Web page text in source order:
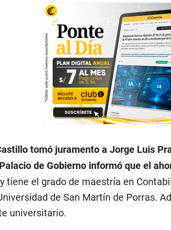
tomó juramento a Jorge Luis
de Gobierno informó que el
tiene el grado de maestría en
de San Martín de Porras.
universitario.